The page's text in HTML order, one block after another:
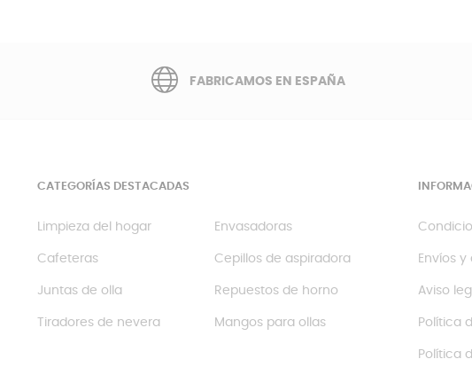
FABRICAMOS EN ESPAÑA
CATEGORÍAS DESTACADAS
Limpieza del hogar Envasadoras
Cafeteras Cepillos de aspiradora
Juntas de olla Repuestos de horno
Tiradores de nevera Mangos para ollas
Envíos
Aviso
Política
Política